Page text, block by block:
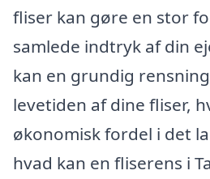
fliser kan gøre en stor
samlede indtryk af din
kan en grundig
levetiden af dine fliser,
økonomisk fordel i det
hvad kan en fliserens i